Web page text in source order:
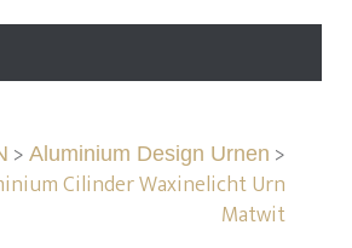
> Aluminium Design Urnen >
Cilinder Waxinelicht Urn
Matwit